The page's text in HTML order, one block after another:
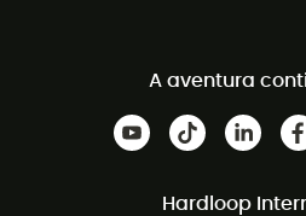
A aventura
Hardloop